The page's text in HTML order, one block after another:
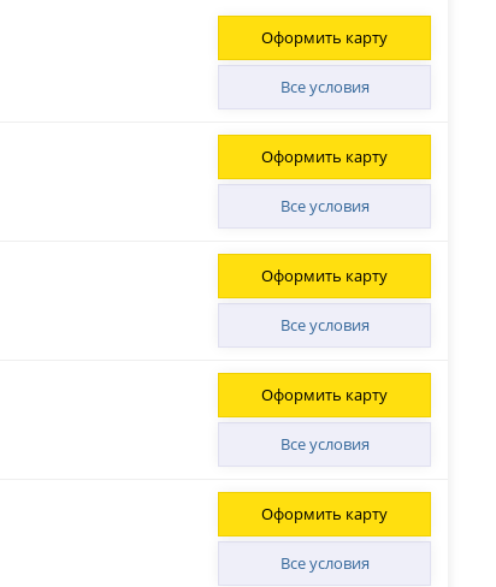
Все условия
Оформить карту
Все условия
Оформить карту
Все условия
Оформить карту
Все условия
Оформить карту
Все условия
Оформить карту